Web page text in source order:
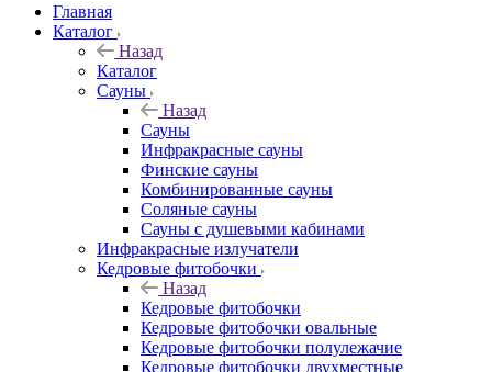
Главная
Каталог
Назад
Каталог
Сауны
Назад
Сауны
Инфракрасные сауны
Финские сауны
Комбинированные сауны
Соляные сауны
Сауны с душевыми кабинами
Инфракрасные излучатели
Кедровые фитобочки
Назад
Кедровые фитобочки
Кедровые фитобочки овальные
Кедровые фитобочки полулежачие
Кедровые фитобочки двухместные